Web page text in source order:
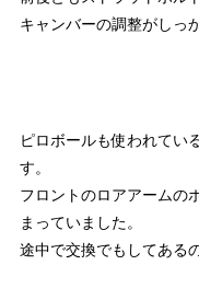
キャンバーの調整がしっ
ピロボールも使われてい
す。
フロントのロアアームの
まっていました。
途中で交換でもしてある